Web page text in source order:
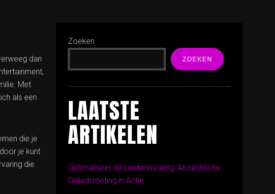
dan
Met
als een
die je
je kunt
die
Zoeken
ZOEKEN
LAATSTE
ARTIKELEN
Optimaliseer de Luisterervaring: Akoestische
Geluidsmeting in Actie